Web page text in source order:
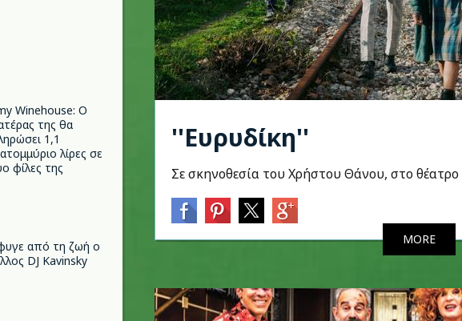
Winehouse: Ο
της θα
1,1
λίρες σε
φίλες της
από τη ζωή ο
DJ Kavinsky
''Ευρυδίκη''
Σε σκηνοθεσία του Χρήστου Θάνου, στο
MORE